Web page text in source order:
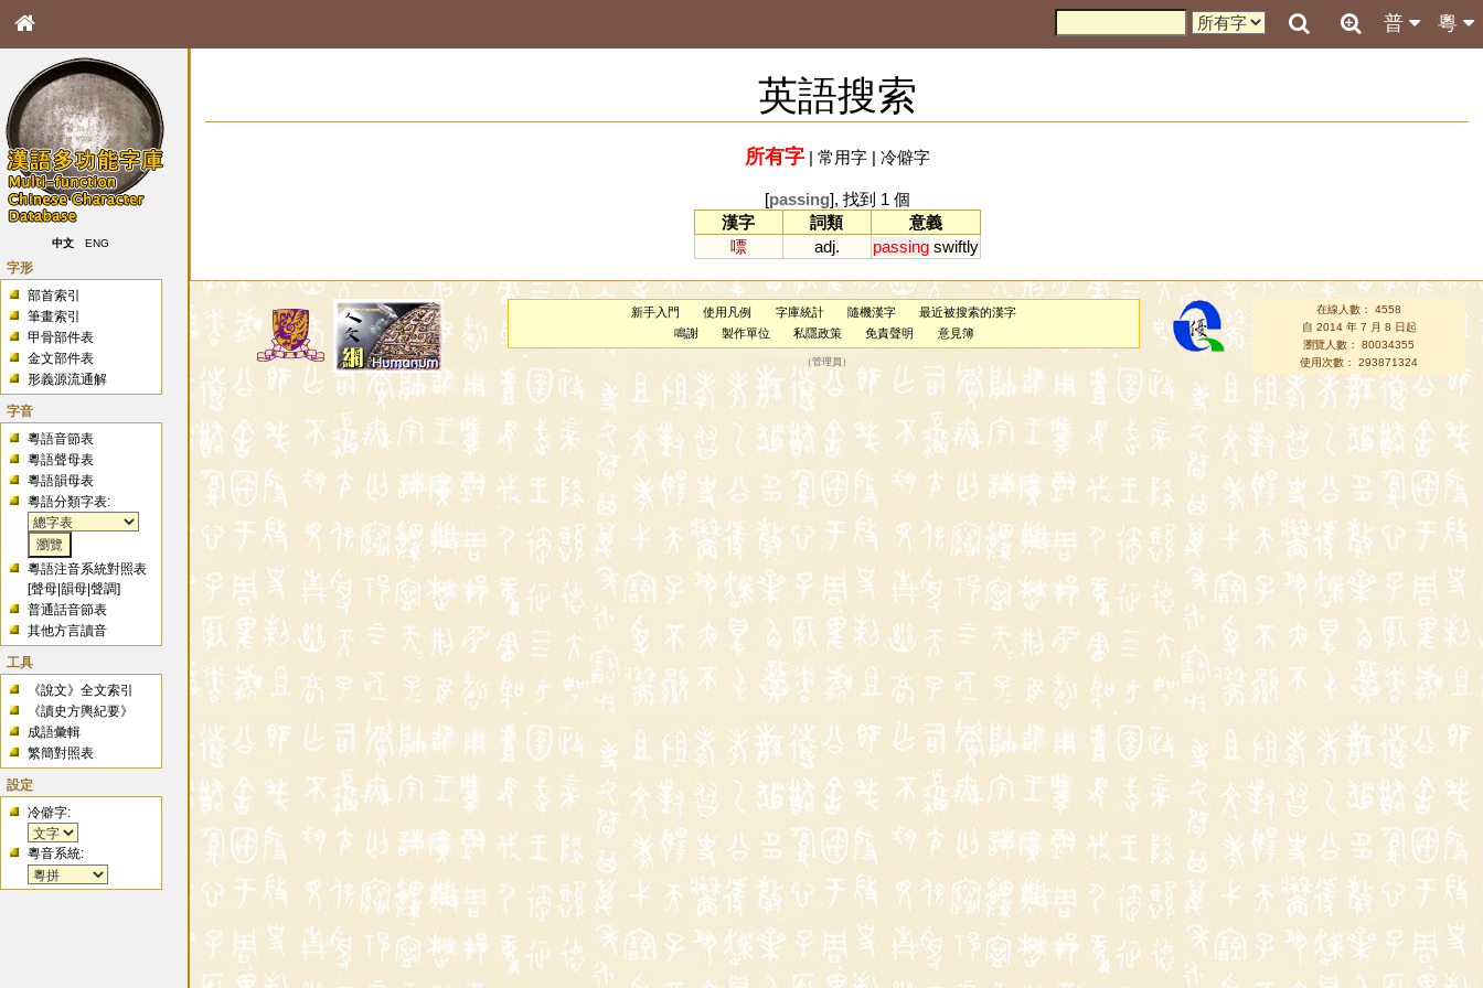
粵
普
中文 ENG
字形
部首索引
筆畫索引
甲骨部件表
金文部件表
形義源流通解
字音
粵語音節表
粵語聲母表
粵語韻母表
粵語分類字表:
粵語注音系統對照表
[聲母 |韻母 |聲調]
普通話音節表
其他方言讀音
工具
《說文》全文索引
《讀史方輿紀要》
成語彙輯
繁簡對照表
設定
冷僻字:
粵音系統:
英語搜索
所有字| 常用字| 冷僻字
[passing], 找到 1 個
漢字
詞類
意義
嘌
adj. passing swiftly
新手入門 使用凡例 字庫統計 隨機漢字
最近被搜索的漢字
鳴謝
製作單位 私隱政策 免責聲明 意見簿
（管理員 ）
在線人數： 4558
自 2014 年 7 月 8 日起
瀏覽人數： 80034355
使用次數： 293871324